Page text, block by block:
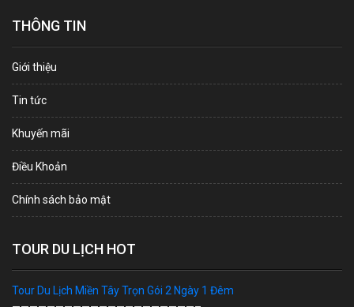
THÔNG TIN
Giới thiệu
Tin tức
Khuyến mãi
Điều Khoản
Chính sách bảo mật
TOUR DU LỊCH HOT
Tour Du Lịch Miền Tây Trọn Gói 2 Ngày 1 Đêm